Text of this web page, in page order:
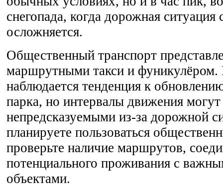
снегопада, когда дорожная ситуация
осложняется.
Общественный транспорт
маршрутными такси и фуникулёром.
наблюдается тенденция к
парка, но интервалы движения
непредсказуемыми из-за дорожной
планируете пользоваться
проверьте наличие маршрутов,
потенциального проживания с
объектами.